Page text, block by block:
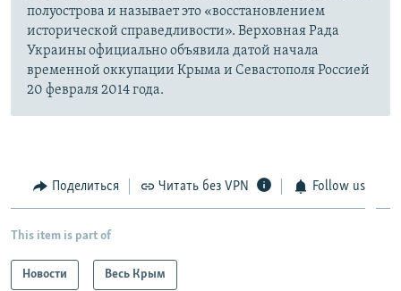
полуострова и называет это «восстановлением
исторической справедливости». Верховная Рада
Украины официально объявила датой начала
временной оккупации Крыма и Севастополя Россией
20 февраля 2014 года.
Поделиться Читать без VPN Follow us
This item is part of
Новости Весь Крым